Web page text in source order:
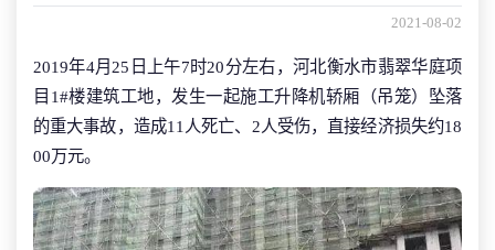
2021-08-02
2019年4月25日上午7时20分左右，河北衡水市翡翠华庭项
目1#楼建筑工地，发生一起施工升降机轿厢（吊笼）坠落
的重大事故，造成11人死亡、2人受伤，直接经济损失约18
00万元。